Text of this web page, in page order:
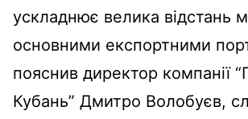
ускладнює велика відстань
основними експортними
пояснив директор компанії
Кубань” Дмитро Волобуєв,